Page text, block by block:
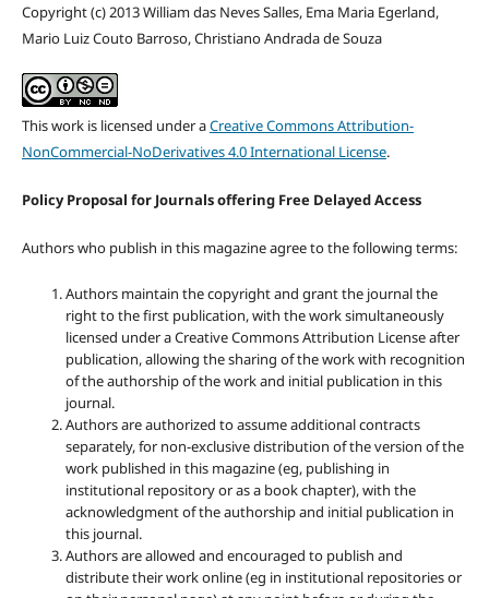
Copyright (c) 2013 William das Neves Salles, Ema Maria Egerland,
Mario Luiz Couto Barroso, Christiano Andrada de Souza
This work is licensed under aCreative Commons Attribution-
NonCommercial-NoDerivatives 4.0 International License.
Policy Proposal for Journals offering Free Delayed Access
Authors who publish in this magazine agree to the following terms:
Authors maintain the copyright and grant the journal the
right to the first publication, with the work simultaneously
licensed under a Creative Commons Attribution License after
publication, allowing the sharing of the work with recognition
of the authorship of the work and initial publication in this
journal.
Authors are authorized to assume additional contracts
separately, for non-exclusive distribution of the version of the
work published in this magazine (eg, publishing in
institutional repository or as a book chapter), with the
acknowledgment of the authorship and initial publication in
this journal.
Authors are allowed and encouraged to publish and
distribute their work online (eg in institutional repositories or